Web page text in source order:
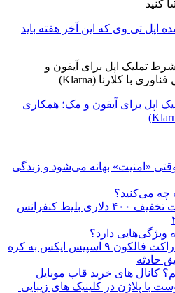
اپل تی وی که این آخر هفته باید
اپل برای آیفون و مک؛ همکاری
«امنیت» بهانه می‌شود و زندگی
چه می‌کنید؟
فرصت استثنایی: دریافت تخفیف ۴۰۰ دلاری بلیط کنفرانس
ویژگی‌هایی دارد؟
برخورد قطعه غیرفعال راکت فالکون ۹ اسپیس ایکس به کره
حادثه
کانال های خرید قاب موبایل
با پلاژن در کلینیک های زیبایی